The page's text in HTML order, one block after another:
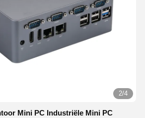
2/4
Mini PC Industriële Mini PC